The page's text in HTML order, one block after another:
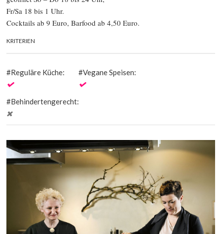
Fr/Sa 18 bis 1 Uhr.
Cocktails ab 9 Euro, Barfood ab 4,50 Euro.
KRITERIEN
Reguläre Küche: Vegane Speisen:
Behindertengerecht: